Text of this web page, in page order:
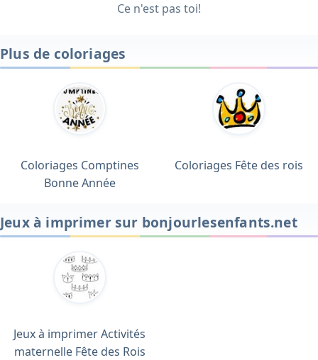
Ce n'est pas toi!
Plus de coloriages
Coloriages Comptines
Bonne Année
Coloriages Fête des rois
Jeux à imprimer sur bonjourlesenfants.net
Jeux à imprimer Activités
maternelle Fête des Rois